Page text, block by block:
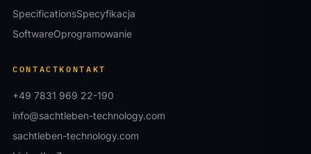
SpecificationsSpecyfikacja
SoftwareOprogramowanie
CONTACT KONTAKT
+49 7831 969 22-190
info@sachtleben-technology.com
sachtleben-technology.com